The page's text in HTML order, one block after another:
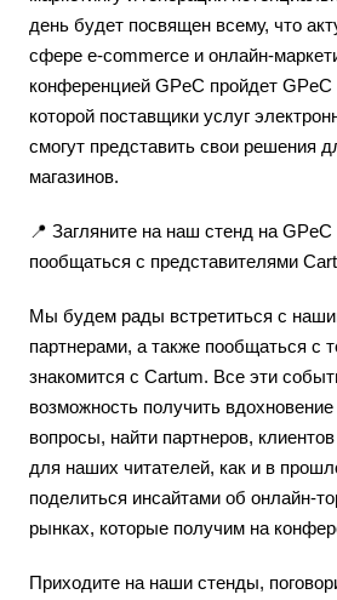
день будет посвящен всему, что
сфере e-commerce и онлайн-
конференцией GPeC пройдет
которой поставщики услуг
смогут представить свои решения
магазинов.
📍 Загляните на наш стенд на
пообщаться с представителями
Мы будем рады встретиться с
партнерами, а также пообщаться с
знакомится с Cartum. Все эти
возможность получить
вопросы, найти партнеров,
для наших читателей, как и в
поделиться инсайтами об онлайн-
рынках, которые получим на
Приходите на наши стенды,